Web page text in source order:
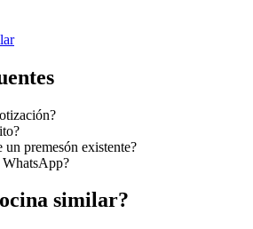
un premesón existente?
WhatsApp?
similar?